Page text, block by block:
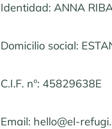
Identidad: ANNA
Domicilio social:
C.I.F. nº: 45829638E
Email: hello@el-